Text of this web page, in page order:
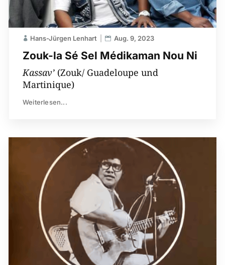
Zouk-la Sé Sel Médikaman Nou Ni
Hans-Jürgen Lenhart Aug. 9, 2023
Kassav’ (Zouk/ Guadeloupe und
Martinique)
Weiterlesen...